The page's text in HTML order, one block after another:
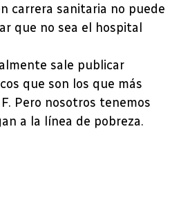
carrera sanitaria no puede
que no sea el hospital
sale publicar
que son los que más
Pero nosotros tenemos
a la línea de pobreza.